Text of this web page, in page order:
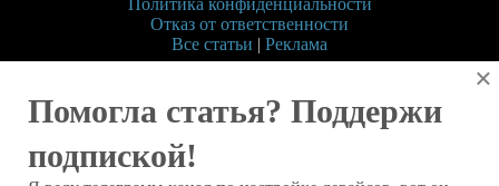
Политика конфиденциальности
Отказ от ответственности
Все статьи | Реклама
Помогла статья? Поддержи
подпиской!
×